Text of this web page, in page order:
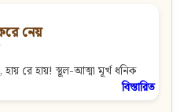
নেয়
রে হায়! স্থূল-আত্মা মূর্খ ধনিক
বিস্তারিত